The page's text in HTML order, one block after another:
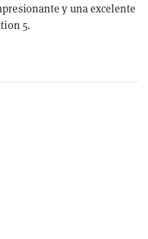
y una excelente
5.